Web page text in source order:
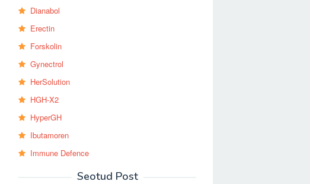
Dianabol
Erectin
Forskolin
Gynectrol
HerSolution
HGH-X2
HyperGH
Ibutamoren
Immune Defence
Seotud Post